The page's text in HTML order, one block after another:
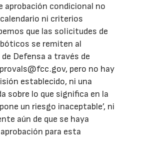
aprobación condicional no
ni criterios
que las solicitudes de
se remiten al
Defensa a través de
pero no hay
establecido, ni una
sobre lo que significa en la
un riesgo inaceptable’, ni
aún de que se haya
para esta